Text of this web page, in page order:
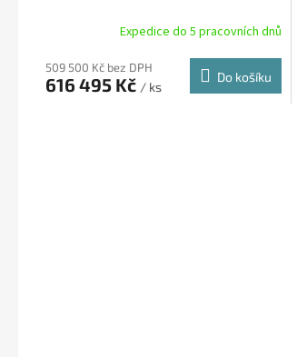
Expedice do 5 pracovních dnů
509 500 Kč bez DPH
616 495 Kč / ks
Do košíku